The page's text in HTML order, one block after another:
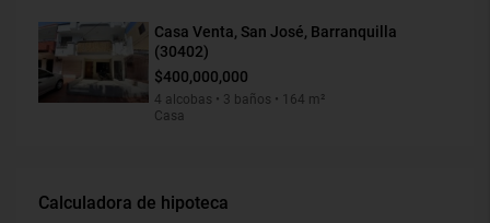
Casa Venta, San José, Barranquilla
(30402)
$400,000,000
4 alcobas • 3 baños • 164 m²
Casa
Calculadora de hipoteca